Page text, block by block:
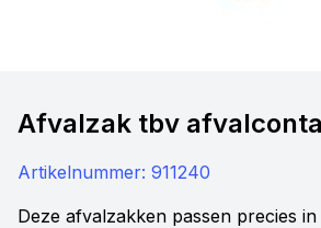
Afvalzak tbv
Artikelnummer: 911240
Deze afvalzakken passen precies